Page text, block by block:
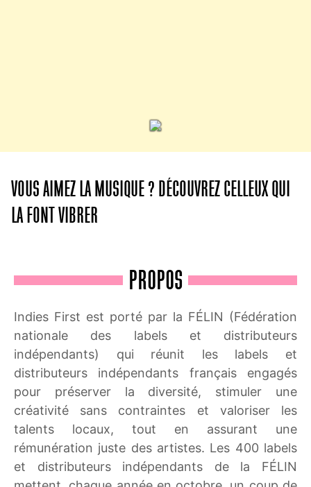
VOUS AIMEZ LA MUSIQUE ? DÉCOUVREZ CELLEUX QUI
LA FONT VIBRER
PROPOS
Indies First est porté par la FÉLIN (Fédération
nationale des labels et distributeurs
indépendants) qui réunit les labels et
distributeurs indépendants français engagés
pour préserver la diversité, stimuler une
créativité sans contraintes et valoriser les
talents locaux, tout en assurant une
rémunération juste des artistes. Les 400 labels
et distributeurs indépendants de la FÉLIN